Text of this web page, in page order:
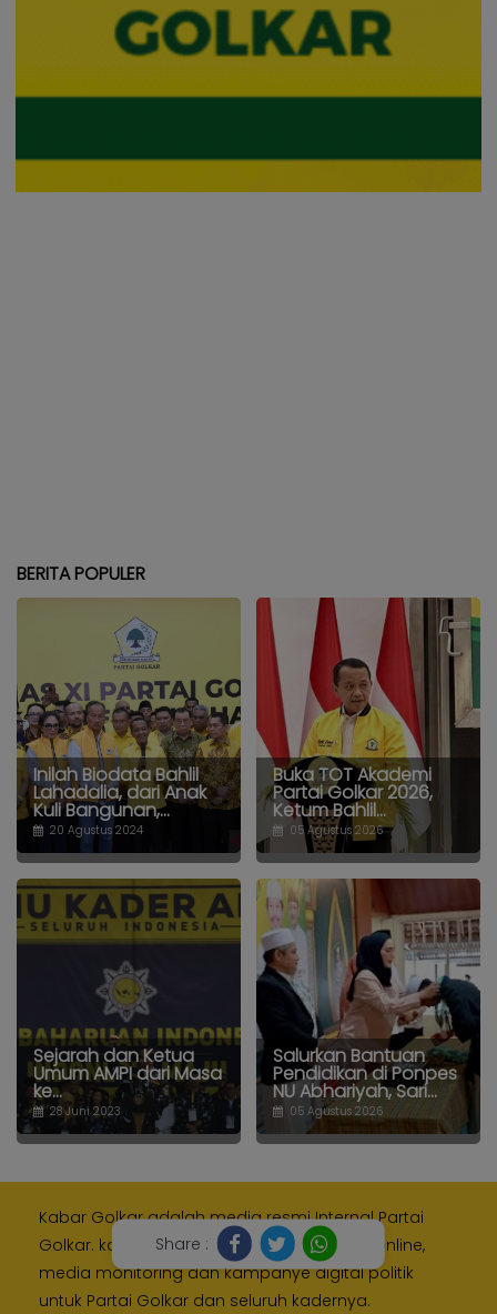
Share :
BERITA POPULER
Inilah Biodata Bahlil
Lahadalia, dari Anak
Kuli Bangunan,...
20 Agustus 2024
Buka TOT Akademi
Partai Golkar 2026,
Ketum Bahlil...
05 Agustus 2026
Sejarah dan Ketua
Umum AMPI dari Masa
ke...
28 Juni 2023
Salurkan Bantuan
Pendidikan di Ponpes
NU Abhariyah, Sari...
05 Agustus 2026
Kabar Golkar adalah media resmi Internal Partai
Golkar. kami memberikan layanan media online,
media monitoring dan kampanye digital politik
untuk Partai Golkar dan seluruh kadernya.